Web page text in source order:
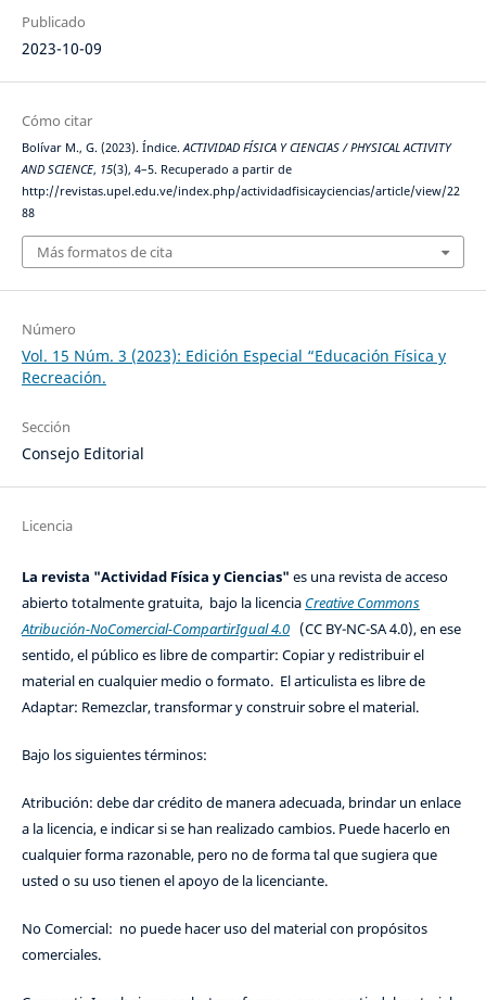
Publicado
2023-10-09
Cómo citar
Bolívar M., G. (2023). Índice.ACTIVIDAD FÍSICA Y CIENCIAS / PHYSICAL ACTIVITY
AND SCIENCE, 15(3), 4–5. Recuperado a partir de
http://revistas.upel.edu.ve/index.php/actividadfisicayciencias/article/view/22
88
Más formatos de cita
Número
Vol. 15 Núm. 3 (2023): Edición Especial “Educación Física y
Recreación.
Sección
Consejo Editorial
Licencia
La revista "Actividad Física y Ciencias" es una revista de acceso
abierto totalmente gratuita, bajo la licencia Creative Commons
Atribución-NoComercial-CompartirIgual 4.0(CC BY-NC-SA 4.0), en ese
sentido, el público es libre de compartir: Copiar y redistribuir el
material en cualquier medio o formato. El articulista es libre de
Adaptar: Remezclar, transformar y construir sobre el material.
Bajo los siguientes términos:
Atribución: debe dar crédito de manera adecuada, brindar un enlace
a la licencia, e indicar si se han realizado cambios. Puede hacerlo en
cualquier forma razonable, pero no de forma tal que sugiera que
usted o su uso tienen el apoyo de la licenciante.
No Comercial: no puede hacer uso del material con propósitos
comerciales.